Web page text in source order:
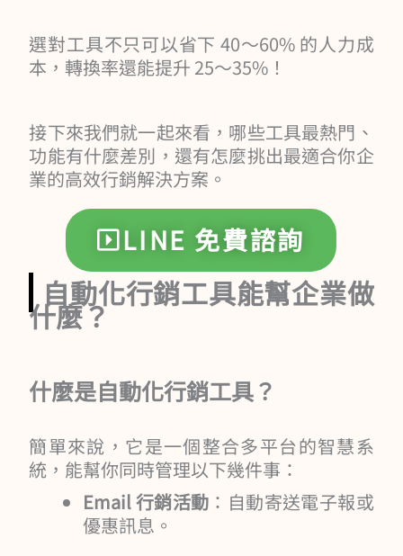
選對工具不只可以省下 40～60% 的人力成
本，轉換率還能提升 25～35%！
接下來我們就一起來看，哪些工具最熱門、
功能有什麼差別，還有怎麼挑出最適合你企
業的高效行銷解決方案。
LINE 免費諮詢
自動化行銷工具能幫企業做
什麼？
什麼是自動化行銷工具？
簡單來說，它是一個整合多平台的智慧系
統，能幫你同時管理以下幾件事：
Email 行銷活動 ：自動寄送電子報或
優惠訊息。